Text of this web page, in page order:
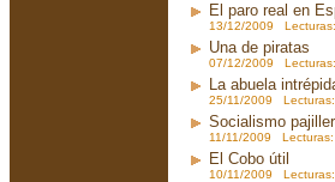
El paro real en
13/12/2009
Una de piratas
07/12/2009
La abuela
25/11/2009
Socialismo
11/11/2009
El Cobo útil
10/11/2009